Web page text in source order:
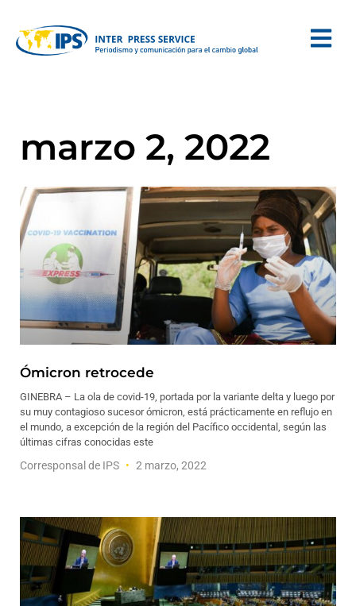
marzo 2, 2022
Ómicron retrocede
GINEBRA – La ola de covid-19, portada por la variante delta y luego por
su muy contagioso sucesor ómicron, está prácticamente en reflujo en
el mundo, a excepción de la región del Pacífico occidental, según las
últimas cifras conocidas este
Corresponsal de IPS 2 marzo, 2022